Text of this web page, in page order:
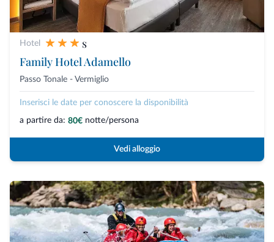
Hotel
s
Family Hotel Adamello
Passo Tonale - Vermiglio
Inserisci le date per conoscere la disponibilità
a partire da: 80€ notte/persona
Vedi alloggio